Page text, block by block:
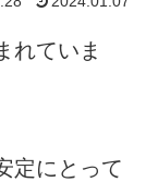
れていま
定にとって